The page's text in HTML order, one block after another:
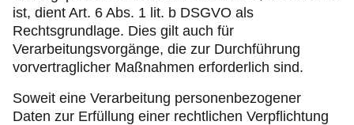
ist, dient Art. 6 Abs. 1 lit. b DSGVO als
Rechtsgrundlage. Dies gilt auch für
Verarbeitungsvorgänge, die zur Durchführung
vorvertraglicher Maßnahmen erforderlich sind.
Soweit eine Verarbeitung personenbezogener
Daten zur Erfüllung einer rechtlichen Verpflichtung